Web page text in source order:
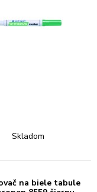
Skladom
na biele tabule